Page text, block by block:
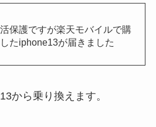
保護ですが楽天モバイルで購
たiphone13が届きました
から乗り換えます。